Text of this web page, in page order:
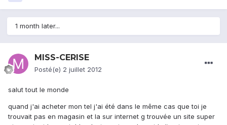
1 month later...
MISS-CERISE
Posté(e) 2 juillet 2012
salut tout le monde
quand j'ai acheter mon tel j'ai été dans le même cas que toi je
trouvait pas en magasin et la sur internet g trouvée un site super